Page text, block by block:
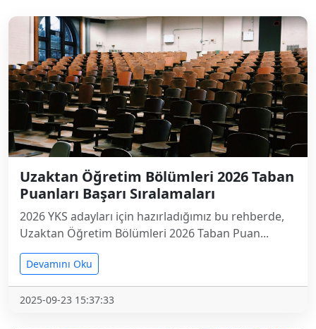
Uzaktan Öğretim Bölümleri 2026 Taban
Puanları Başarı Sıralamaları
2026 YKS adayları için hazırladığımız bu rehberde,
Uzaktan Öğretim Bölümleri 2026 Taban Puan...
Devamını Oku
2025-09-23 15:37:33